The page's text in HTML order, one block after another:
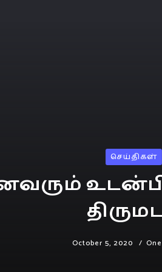
செய்திகள்
October 5, 2020